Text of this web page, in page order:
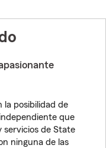
la posibilidad de
que
servicios de State
ninguna de las